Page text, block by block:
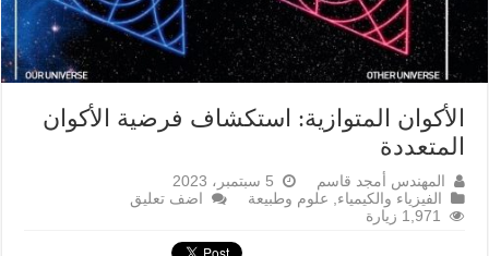
الأكوان المتوازية: استكشاف فرضية الأكوان
المتعددة
المهندس أمجد قاسم
5 سبتمبر، 2023
الفيزياء والكيمياء, علوم وطبيعة
اضف تعليق
1,971 زيارة